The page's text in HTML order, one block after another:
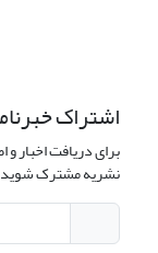
اشتراک
برای دریافت اخبار
نشریه مشترک